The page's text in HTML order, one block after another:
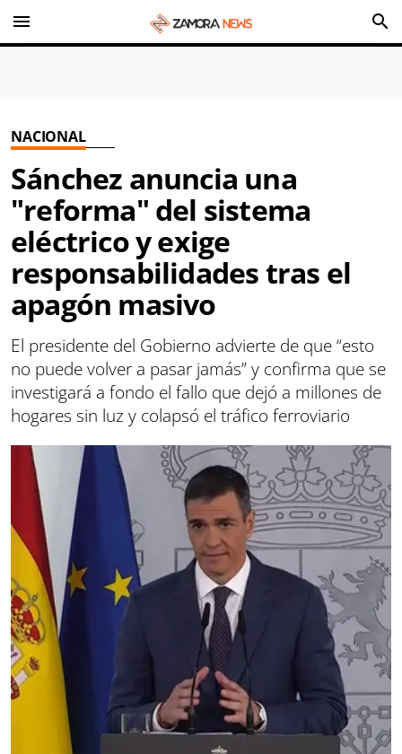
menu search
NACIONAL
Sánchez anuncia una
"reforma" del sistema
eléctrico y exige
responsabilidades tras el
apagón masivo
El presidente del Gobierno advierte de que “esto
no puede volver a pasar jamás” y confirma que se
investigará a fondo el fallo que dejó a millones de
hogares sin luz y colapsó el tráfico ferroviario